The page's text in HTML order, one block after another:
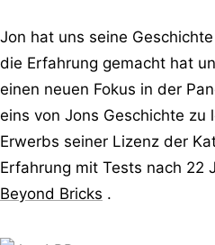
Jon hat uns seine
die Erfahrung gemacht hat
einen neuen Fokus in der
eins von Jons Geschichte zu
Erwerbs seiner Lizenz der
Erfahrung mit Tests nach 22
Beyond Bricks .